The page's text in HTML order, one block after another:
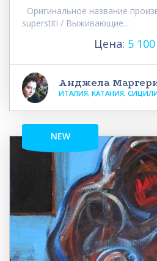
Оригинальное название
superstiti / Выживающие...
Цена: 5
Анджела
ИТАЛИЯ, КАТАНИЯ,
NEW